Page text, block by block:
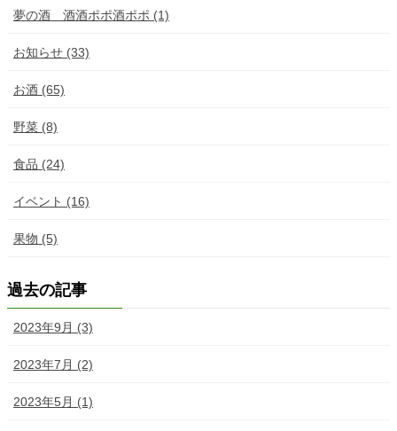
夢の酒 酒酒ポポ酒ポポ (1)
お知らせ (33)
お酒 (65)
野菜 (8)
食品 (24)
イベント (16)
果物 (5)
過去の記事
2023年9月 (3)
2023年7月 (2)
2023年5月 (1)